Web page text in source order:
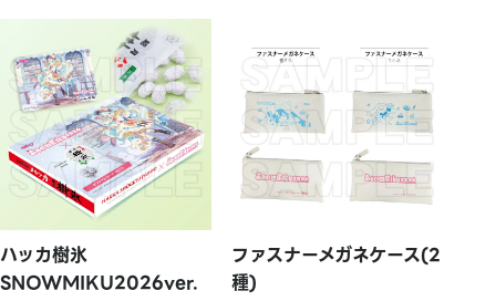
ハッカ樹氷
SNOWMIKU2026ver.
ファスナーメガネケース(2
種)